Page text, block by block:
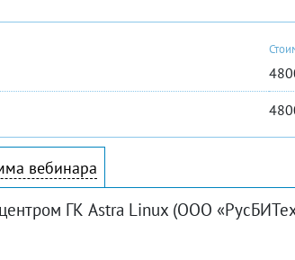
вебинара
ГК Astra Linux (ООО